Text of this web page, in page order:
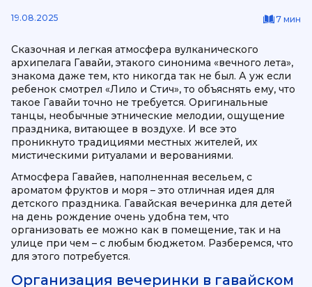
19.08.2025 7 мин
Сказочная и легкая атмосфера вулканического
архипелага Гавайи, этакого синонима «вечного лета»,
знакома даже тем, кто никогда так не был. А уж если
ребенок смотрел «Лило и Стич», то объяснять ему, что
такое Гавайи точно не требуется. Оригинальные
танцы, необычные этнические мелодии, ощущение
праздника, витающее в воздухе. И все это
проникнуто традициями местных жителей, их
мистическими ритуалами и верованиями.
Атмосфера Гавайев, наполненная весельем, с
ароматом фруктов и моря – это отличная идея для
детского праздника. Гавайская вечеринка для детей
на день рождение очень удобна тем, что
организовать ее можно как в помещение, так и на
улице при чем – с любым бюджетом. Разберемся, что
для этого потребуется.
Организация вечеринки в гавайском